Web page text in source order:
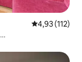
4,93 av 5 i
4,93 (112)